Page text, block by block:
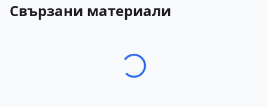
Свързани материали